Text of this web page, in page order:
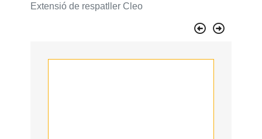
Extensió de respatller Cleo